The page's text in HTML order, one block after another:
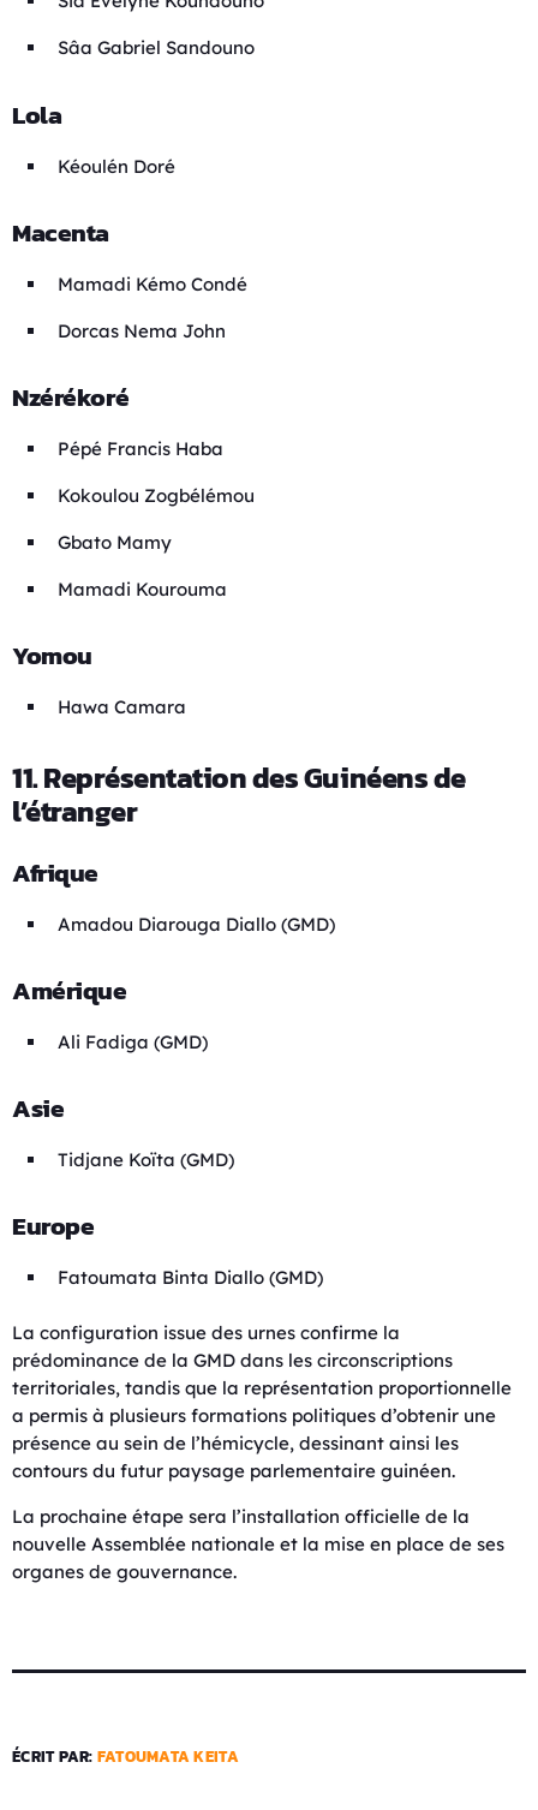
Sâa Gabriel Sandouno
Lola
Kéoulén Doré
Macenta
Mamadi Kémo Condé
Dorcas Nema John
Nzérékoré
Pépé Francis Haba
Kokoulou Zogbélémou
Gbato Mamy
Mamadi Kourouma
Yomou
Hawa Camara
11. Représentation des Guinéens de
l’étranger
Afrique
Amadou Diarouga Diallo (GMD)
Amérique
Ali Fadiga (GMD)
Asie
Tidjane Koïta (GMD)
Europe
Fatoumata Binta Diallo (GMD)
La configuration issue des urnes confirme la
prédominance de la GMD dans les circonscriptions
territoriales, tandis que la représentation proportionnelle
a permis à plusieurs formations politiques d’obtenir une
présence au sein de l’hémicycle, dessinant ainsi les
contours du futur paysage parlementaire guinéen.
La prochaine étape sera l’installation officielle de la
nouvelle Assemblée nationale et la mise en place de ses
organes de gouvernance.
ÉCRIT PAR: FATOUMATA KEITA